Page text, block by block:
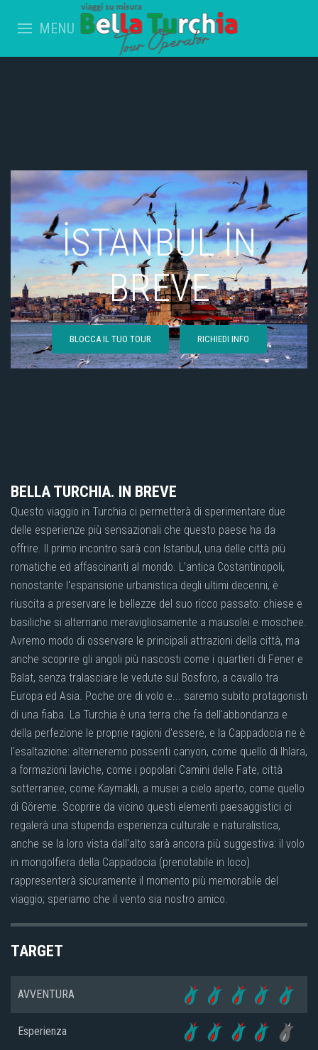
MENU
İSTANBUL İN
BREVE
BLOCCA IL TUO TOUR RICHIEDI INFO
BELLA TURCHIA. IN BREVE
Questo viaggio in Turchia ci permetterà di sperimentare due
delle esperienze più sensazionali che questo paese ha da
offrire. Il primo incontro sarà con Istanbul, una delle città più
romatiche ed affascinanti al mondo. L'antica Costantinopoli,
nonostante l'espansione urbanistica degli ultimi decenni, è
riuscita a preservare le bellezze del suo ricco passato: chiese e
basiliche si alternano meravigliosamente a mausolei e moschee.
Avremo modo di osservare le principali attrazioni della città, ma
anche scoprire gli angoli più nascosti come i quartieri di Fener e
Balat, senza tralasciare le vedute sul Bosforo, a cavallo tra
Europa ed Asia. Poche ore di volo e... saremo subito protagonisti
di una fiaba. La Turchia è una terra che fa dell'abbondanza e
della perfezione le proprie ragioni d'essere, e la Cappadocia ne è
l'esaltazione: alterneremo possenti canyon, come quello di Ihlara,
a formazioni laviche, come i popolari Camini delle Fate, città
sotterranee, come Kaymakli, a musei a cielo aperto, come quello
di Göreme. Scoprire da vicino questi elementi paesaggistici ci
regalerà una stupenda esperienza culturale e naturalistica,
anche se la loro vista dall'alto sarà ancora più suggestiva: il volo
in mongolfiera della Cappadocia (prenotabile in loco)
rappresenterà sicuramente il momento più memorabile del
viaggio; speriamo che il vento sia nostro amico.
TARGET
AVVENTURA
Esperienza